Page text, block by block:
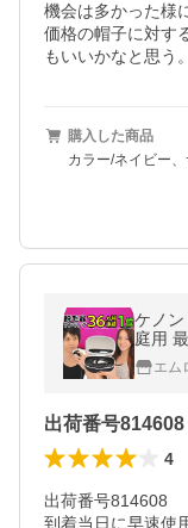
機会は多かった様
価格の帽子に対す
もいいかなと思う。
購入した商品
カラー/ネイビー
ケノ
庭用
ズ 髭
パ 安
エム
出荷番号814608
4
出荷番号814608
到着当日に早速使